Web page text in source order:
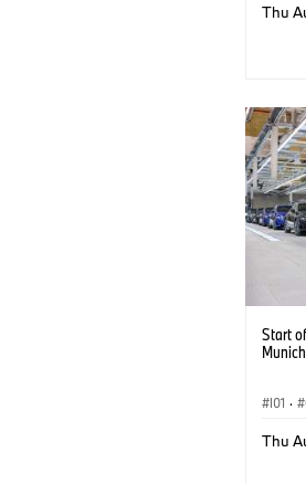
Thu
Start
I01 ·
Thu